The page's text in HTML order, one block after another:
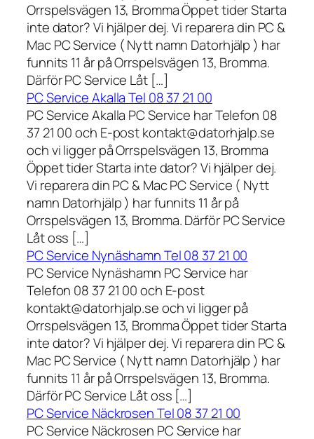
Orrspelsvägen 13, Bromma Öppet tider Starta
inte dator? Vi hjälper dej. Vi reparera din PC &
Mac PC Service ( Nytt namn Datorhjälp ) har
funnits 11 år på Orrspelsvägen 13, Bromma.
Därför PC Service Låt […]
PC Service Akalla Tel 08 37 21 00
PC Service Akalla PC Service har Telefon 08
37 21 00 och E-post kontakt@datorhjalp.se
och vi ligger på Orrspelsvägen 13, Bromma
Öppet tider Starta inte dator? Vi hjälper dej.
Vi reparera din PC & Mac PC Service ( Nytt
namn Datorhjälp ) har funnits 11 år på
Orrspelsvägen 13, Bromma. Därför PC Service
Låt oss […]
PC Service Nynäshamn Tel 08 37 21 00
PC Service Nynäshamn PC Service har
Telefon 08 37 21 00 och E-post
kontakt@datorhjalp.se och vi ligger på
Orrspelsvägen 13, Bromma Öppet tider Starta
inte dator? Vi hjälper dej. Vi reparera din PC &
Mac PC Service ( Nytt namn Datorhjälp ) har
funnits 11 år på Orrspelsvägen 13, Bromma.
Därför PC Service Låt oss […]
PC Service Näckrosen Tel 08 37 21 00
PC Service Näckrosen PC Service har